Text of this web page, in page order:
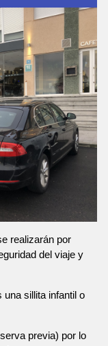
realizarán por
del viaje y
sillita infantil o
previa) por lo